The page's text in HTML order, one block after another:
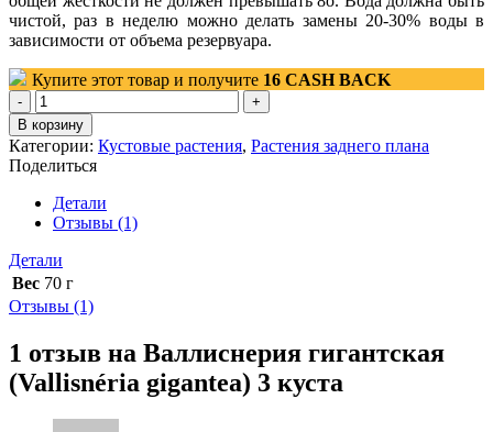
чистой, раз в неделю можно делать замены 20-30% воды в
зависимости от объема резервуара.
Купите этот товар и получите 16 CASH BACK
Количество
товара
Валлиснерия
гигантская
(Vallisnéria
gigantea)
3
куста
В корзину
Категории: Кустовые растения, Растения заднего плана
Поделиться
Детали
Отзывы (1)
Детали
Вес 70 г
Отзывы (1)
1 отзыв на Валлиснерия гигантская
(Vallisnéria gigantea) 3 куста